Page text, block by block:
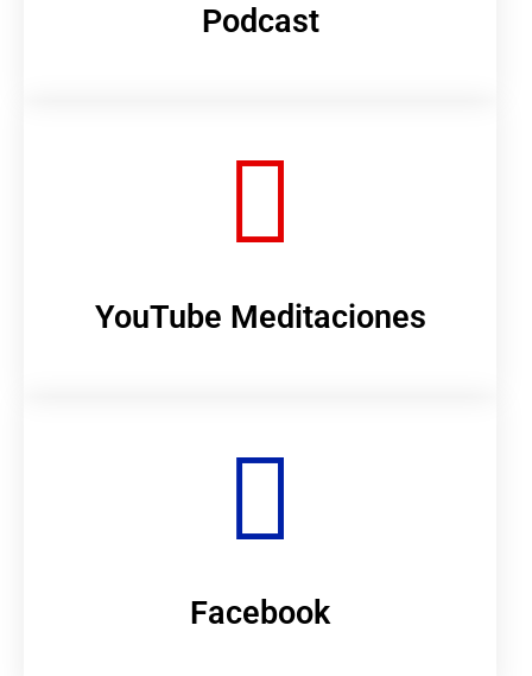
Podcast
YouTube Meditaciones
Facebook